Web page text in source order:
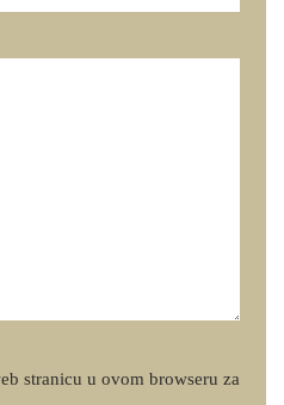
stranicu u ovom browseru za